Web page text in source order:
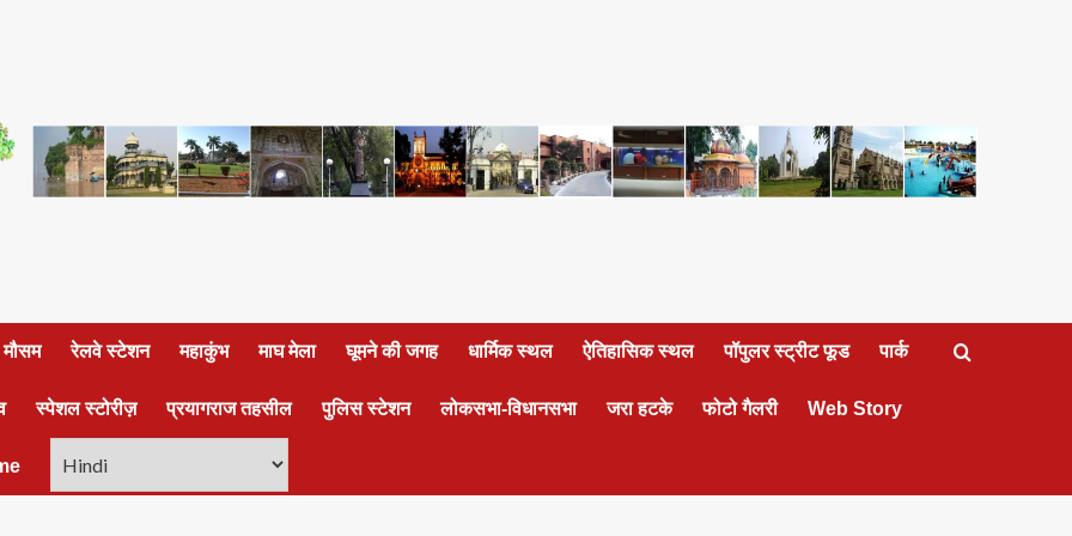
रेलवे स्टेशन महाकुंभ माघ मेला घूमने की जगह धार्मिक स्थल ऐतिहासिक स्थल पॉपुलर स्ट्रीट फूड पार्क
स्पेशल स्टोरीज़ प्रयागराज तहसील पुलिस स्टेशन लोकसभा-विधानसभा जरा हटके फोटो गैलरी Web Story